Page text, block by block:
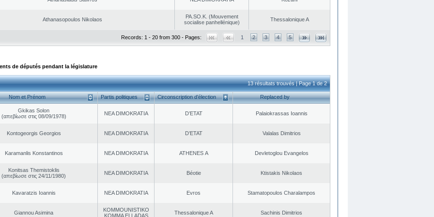
Athanasopoulos Nikolaos
PA.SO.K. (Mouvement
socialise panhellénique)
Thessalonique A
Records: 1 - 20 from 300 - Pages: 1 2 3 4 5
de députés pendant la législature
13 résultats trouvés | Page 1 de 2
Nom et Prénom Partis politiques Circonscription d’élection Replaced by
Gkikas Solon
(απεβίωσε στις 08/09/1978)
NEA DΙMOKRATIA D’ETAT Palaiokrassas Ioannis
Kontogeorgis Georgios NEA DΙMOKRATIA D’ETAT Valalas Dimitrios
Karamanlis Konstantinos NEA DΙMOKRATIA ATHENES Α Devletoglou Evangelos
Konitsas Themistoklis
(απεβίωσε στις 24/11/1980)
NEA DΙMOKRATIA Béotie Ktistakis Nikolaos
Kavaratzis Ioannis NEA DΙMOKRATIA Evros Stamatopoulos Charalampos
Giannou Asimina
KOMMOUNISTIKO
KOMMA ELLADAS
Thessalonique A Sachinis Dimitrios